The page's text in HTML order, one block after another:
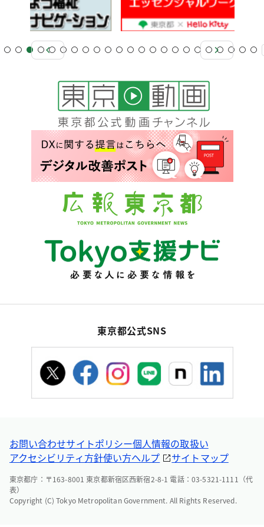
東京都公式SNS
お問い合わせサイトポリシー個人情報の取扱い
アクセシビリティ方針使い方ヘルプ サイトマップ
東京都庁：〒163-8001 東京都新宿区西新宿2-8-1 電話：03-5321-1111（代
表）
Copyright (C) Tokyo Metropolitan Government. All Rights Reserved.